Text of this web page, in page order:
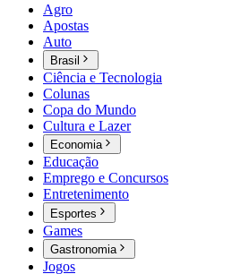
Agro
Apostas
Auto
Brasil
Ciência e Tecnologia
Colunas
Copa do Mundo
Cultura e Lazer
Economia
Educação
Emprego e Concursos
Entretenimento
Esportes
Games
Gastronomia
Jogos